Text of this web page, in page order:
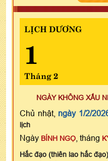
LỊCH DƯƠNG
1
Tháng 2
NGÀY KHÔNG XẤU
Chủ nhật, ngày 1/2/
lịch
Ngày BÍNH NGỌ , tháng
Hắc đạo (thiên lao hắc đạo)